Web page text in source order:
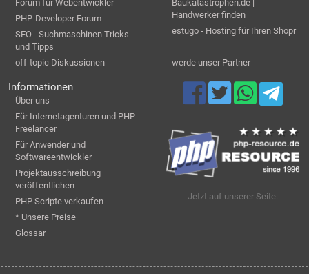
Forum für Webentwickler
PHP-Developer Forum
SEO - Suchmaschinen Tricks
und Tipps
off-topic Diskussionen
Baukatastrophen.de |
Handwerker finden
estugo - Hosting für Ihren Shopr
werde unser Partner
Informationen
Über uns
Für Internetagenturen und PHP-
Freelancer
Für Anwender und
Softwareentwickler
Projektausschreibung
veröffentlichen
PHP Scripte verkaufen
* Unsere Preise
Glossar
Jetzt auf unserer Seite: